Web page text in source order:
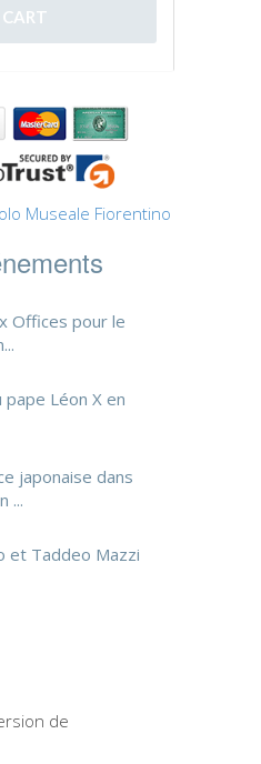
Museale Fiorentino
Offices pour le
Léon X en
japonaise dans
...
et Taddeo Mazzi
de